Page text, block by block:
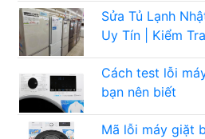
Sửa Tủ Lạnh
Uy Tín | Kiểm
Cách test lỗi
bạn nên biết
Mã lỗi máy giặt